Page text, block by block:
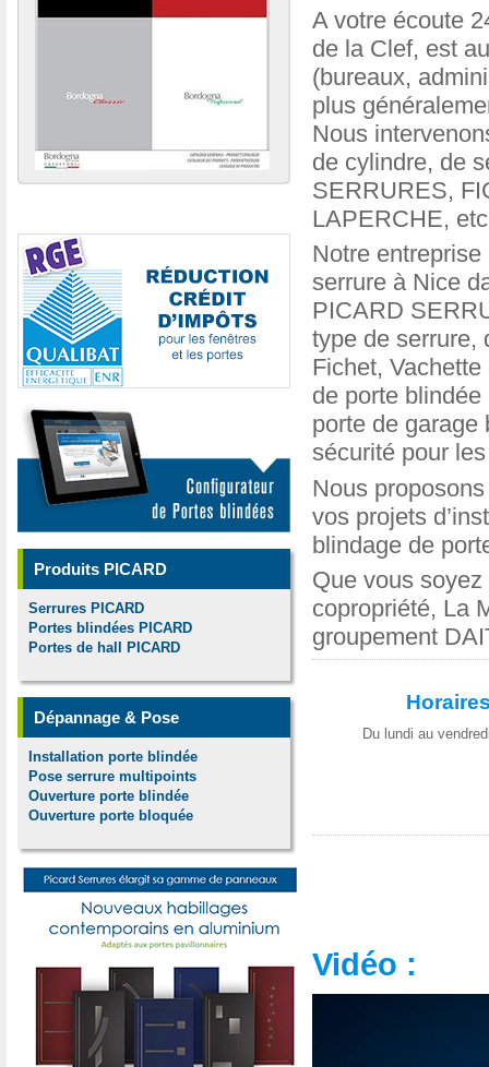
A votre écoute
de la Clef, est
(bureaux,
plus
Nous
de cylindre, de
SERRURES,
LAPERCHE,
Notre
serrure à Nice
PICARD
type de serrure,
Fichet,
de porte
porte de garage
sécurité pour
Nous
vos projets
blindage de
Que vous
copropriété, La
groupement
Du lundi au
Vidéo :
Produits PICARD
Serrures PICARD
Portes blindées PICARD
Portes de hall PICARD
Dépannage & Pose
Installation porte blindée
Pose serrure multipoints
Ouverture porte blindée
Ouverture porte bloquée